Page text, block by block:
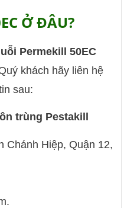
Ở ĐÂU?
Permekill 50EC
khách hãy liên hệ
sau:
trùng Pestakill
Chánh Hiệp, Quận 12,